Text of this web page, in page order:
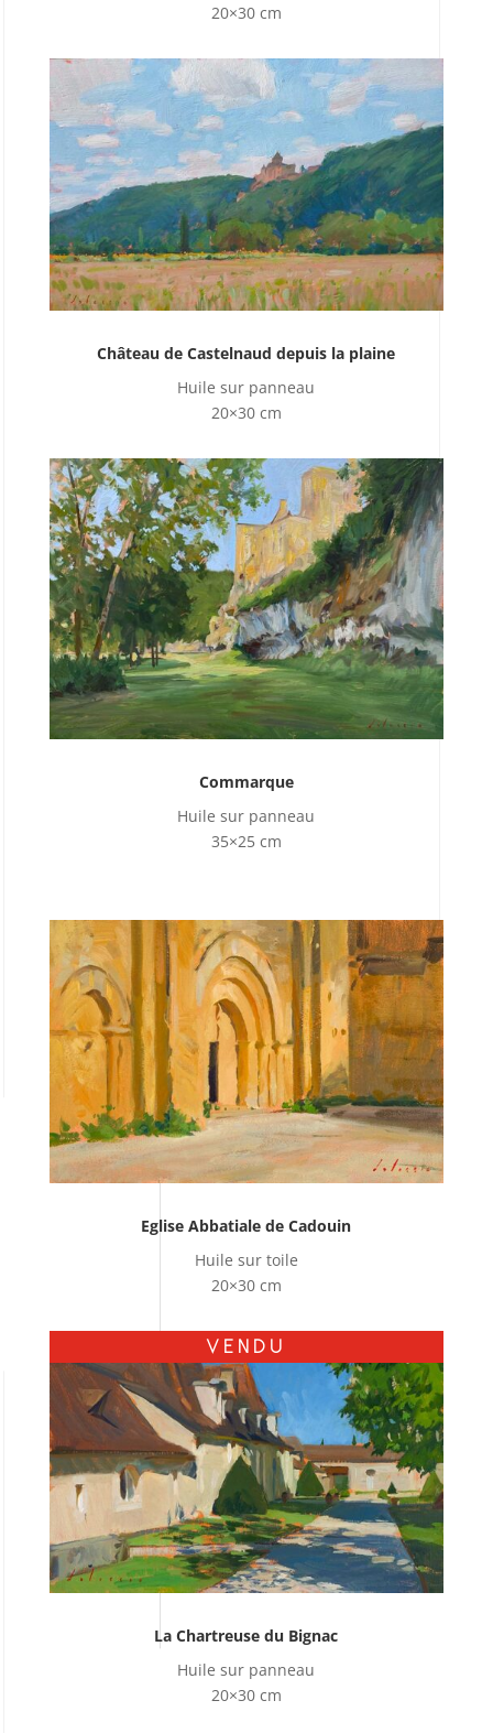
20×30 cm
Château de Castelnaud depuis la plaine
Huile sur panneau
20×30 cm
Commarque
Huile sur panneau
35×25 cm
Eglise Abbatiale de Cadouin
Huile sur toile
20×30 cm
VENDU
La Chartreuse du Bignac
Huile sur panneau
20×30 cm